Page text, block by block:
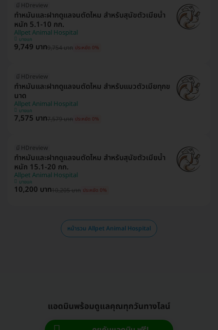
มี HDreview
ทำหมันและฝากดูแลจนตัดไหม สำหรับสุนัขตัวเมียน้ำ
หนัก 5.1-10 กก.
Allpet Animal Hospital
บางแค
9,749 บาท9,754 บาท ประหยัด 0%
มี HDreview
ทำหมันและฝากดูแลจนตัดไหม สำหรับแมวตัวเมียทุกข
นาด
Allpet Animal Hospital
บางแค
7,575 บาท7,579 บาท ประหยัด 0%
มี HDreview
ทำหมันและฝากดูแลจนตัดไหม สำหรับสุนัขตัวเมียน้ำ
หนัก 15.1-20 กก.
Allpet Animal Hospital
บางแค
10,200 บาท10,205 บาท ประหยัด 0%
หน้ารวม Allpet Animal Hospital
แอดมินพร้อมดูแลคุณทุกวันทางไลน์